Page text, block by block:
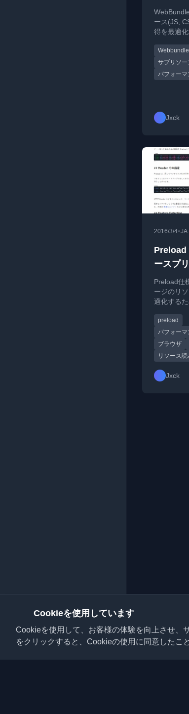
化
ース(JS,
得を最適
す。
Webbundle
サブリソー
パフォー
Jxck
2016/3/4•JA
Preload
ースプ
の最適化
Preload仕
ージのリ
適化する
す。
preload
パフォー
ブラウザ
リソース
Jxck
Cookieを使用しています
Cookieを使用して、お客様の体験を向上させ、
をクリックすると、Cookieの使用に同意したこ